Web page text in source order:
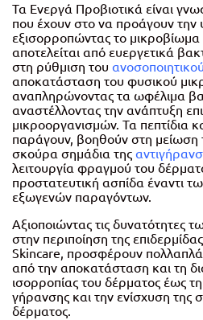
Τα Ενεργά Προβιοτικά είναι
που έχουν στο να προάγουν την
εξισορροπώντας το μικροβίωμα
αποτελείται από ευεργετικά
στη ρύθμιση του
αποκατάσταση του φυσικού
αναπληρώνοντας τα ωφέλιμα
αναστέλλοντας την ανάπτυξη
μικροοργανισμών. Τα πεπτίδια
παράγουν, βοηθούν στη μείωση
σκούρα σημάδια της
λειτουργία φραγμού του
προστατευτική ασπίδα έναντι
εξωγενών παραγόντων.
Αξιοποιώντας τις δυνατότητες
στην περιποίηση της
Skincare, προσφέρουν
από την αποκατάσταση και τη
ισορροπίας του δέρματος έως
γήρανσης και την ενίσχυση της
δέρματος.